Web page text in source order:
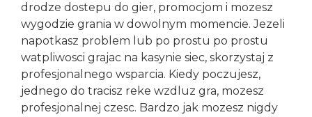
drodze dostepu do gier, promocjom i mozesz
wygodzie grania w dowolnym momencie. Jezeli
napotkasz problem lub po prostu po prostu
watpliwosci grajac na kasynie siec, skorzystaj z
profesjonalnego wsparcia. Kiedy poczujesz,
jednego do tracisz reke wzdluz gra, mozesz
profesjonalnej czesc. Bardzo jak mozesz nigdy